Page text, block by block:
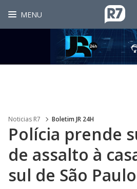
MENU
Noticias R7 Boletim JR 24H
Polícia prende
de assalto à
sul de São Paulo